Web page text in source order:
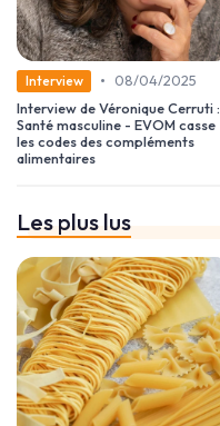
Interview •
08/04/2025
Interview de Véronique Cerruti :
Santé masculine - EVOM casse
les codes des compléments
alimentaires
Les plus lus